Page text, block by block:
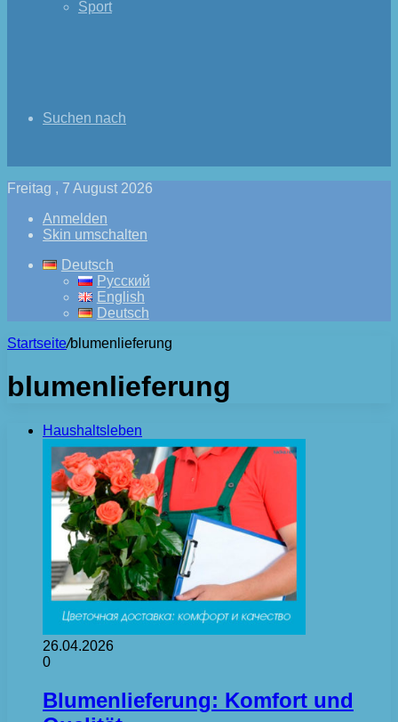
Sport
Suchen nach
Freitag , 7 August 2026
Anmelden
Skin umschalten
Deutsch
Русский
English
Deutsch
Startseite/blumenlieferung
blumenlieferung
Haushaltsleben
26.04.2026
0
Blumenlieferung: Komfort und